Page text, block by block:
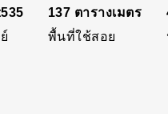
ม ใกล้สุวรร
า-กิ่งแก้ว ที่
137 ตารางเมตร
พื้นที่ใช้สอย